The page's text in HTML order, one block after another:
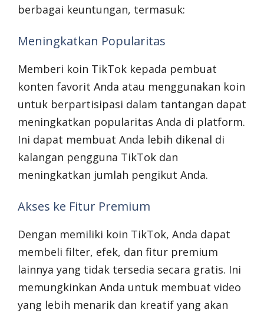
berbagai keuntungan, termasuk:
Meningkatkan Popularitas
Memberi koin TikTok kepada pembuat
konten favorit Anda atau menggunakan koin
untuk berpartisipasi dalam tantangan dapat
meningkatkan popularitas Anda di platform.
Ini dapat membuat Anda lebih dikenal di
kalangan pengguna TikTok dan
meningkatkan jumlah pengikut Anda.
Akses ke Fitur Premium
Dengan memiliki koin TikTok, Anda dapat
membeli filter, efek, dan fitur premium
lainnya yang tidak tersedia secara gratis. Ini
memungkinkan Anda untuk membuat video
yang lebih menarik dan kreatif yang akan